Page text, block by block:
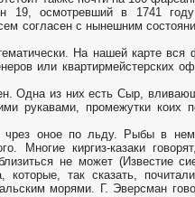
19, осмотревший в 1741
согласен с нынешним
На нашей карте вся
или квартирмейстерских
Одна из них есть Сыр,
рукавами, промежутки коих
чрез оное по льду. Рыбы в
Многие киргиз-казаки
не может (Известие
так сказать,
морями. Г. Эверсман